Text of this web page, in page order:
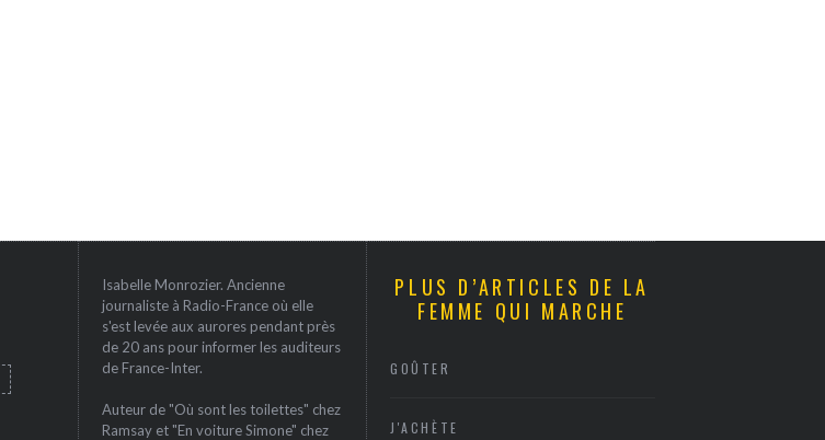
Isabelle Monrozier. Ancienne
journaliste à Radio-France où elle
s'est levée aux aurores pendant près
de 20 ans pour informer les auditeurs
de France-Inter.
Auteur de "Où sont les toilettes" chez
Ramsay et "En voiture Simone" chez
PLUS D’ARTICLES DE LA
FEMME QUI MARCHE
GOÛTER
J'ACHÈTE